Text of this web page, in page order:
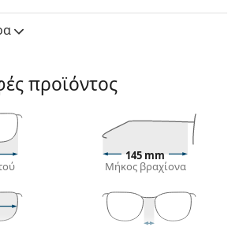
πρωτοτυπία και τη δημιουργικότη­
ηλίου
του σκελετού ταιριάζει απόλυτα
δέρματος και μαύρα, σκούρα
ή γκρίζα μαλλιά.
σκελετοί γυαλιών ηλίουείναι
για όσους έχουν οβάλ ή
προσώπου.
προϊόντος
145 mm
Μήκος βραχίονα